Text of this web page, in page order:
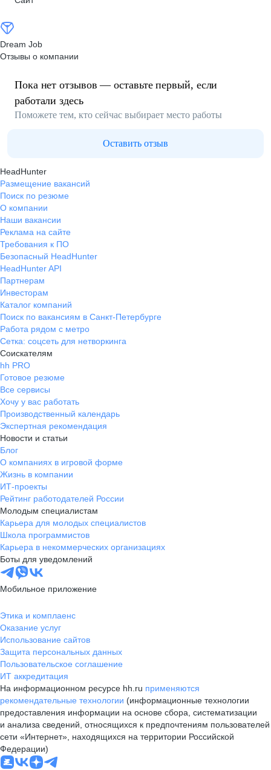
Dream Job
Отзывы о компании
Пока нет отзывов — оставьте первый, если
работали здесь
Поможете тем, кто сейчас выбирает место работы
Оставить отзыв
HeadHunter
Размещение вакансий
Поиск по резюме
О компании
Наши вакансии
Реклама на сайте
Требования к ПО
Безопасный HeadHunter
HeadHunter API
Партнерам
Инвесторам
Каталог компаний
Поиск по вакансиям в Санкт-Петербурге
Работа рядом с метро
Сетка: соцсеть для нетворкинга
Соискателям
hh PRO
Готовое резюме
Все сервисы
Хочу у вас работать
Производственный календарь
Экспертная рекомендация
Новости и статьи
Блог
О компаниях в игровой форме
Жизнь в компании
ИТ-проекты
Рейтинг работодателей России
Молодым специалистам
Карьера для молодых специалистов
Школа программистов
Карьера в некоммерческих организациях
Боты для уведомлений
Мобильное приложение
Этика и комплаенс
Оказание услуг
Использование сайтов
Защита персональных данных
Пользовательское соглашение
ИТ аккредитация
На информационном ресурсе hh.ru применяются
рекомендательные технологии (информационные технологии
предоставления информации на основе сбора, систематизации
и анализа сведений, относящихся к предпочтениям пользователей
сети «Интернет», находящихся на территории Российской
Федерации)